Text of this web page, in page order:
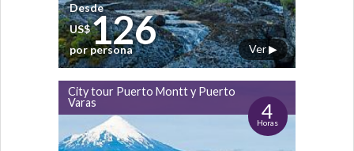
Ver ▶
Desde
US$126
por persona
City tour Puerto Montt y Puerto
Varas
4
Horas